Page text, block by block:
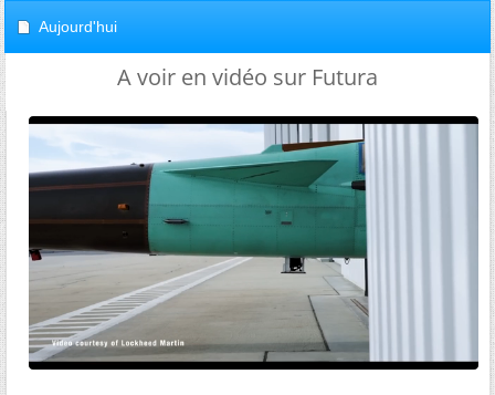
Aujourd'hui
A voir en vidéo sur Futura